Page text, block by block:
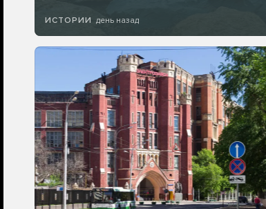
ИСТОРИИ день назад